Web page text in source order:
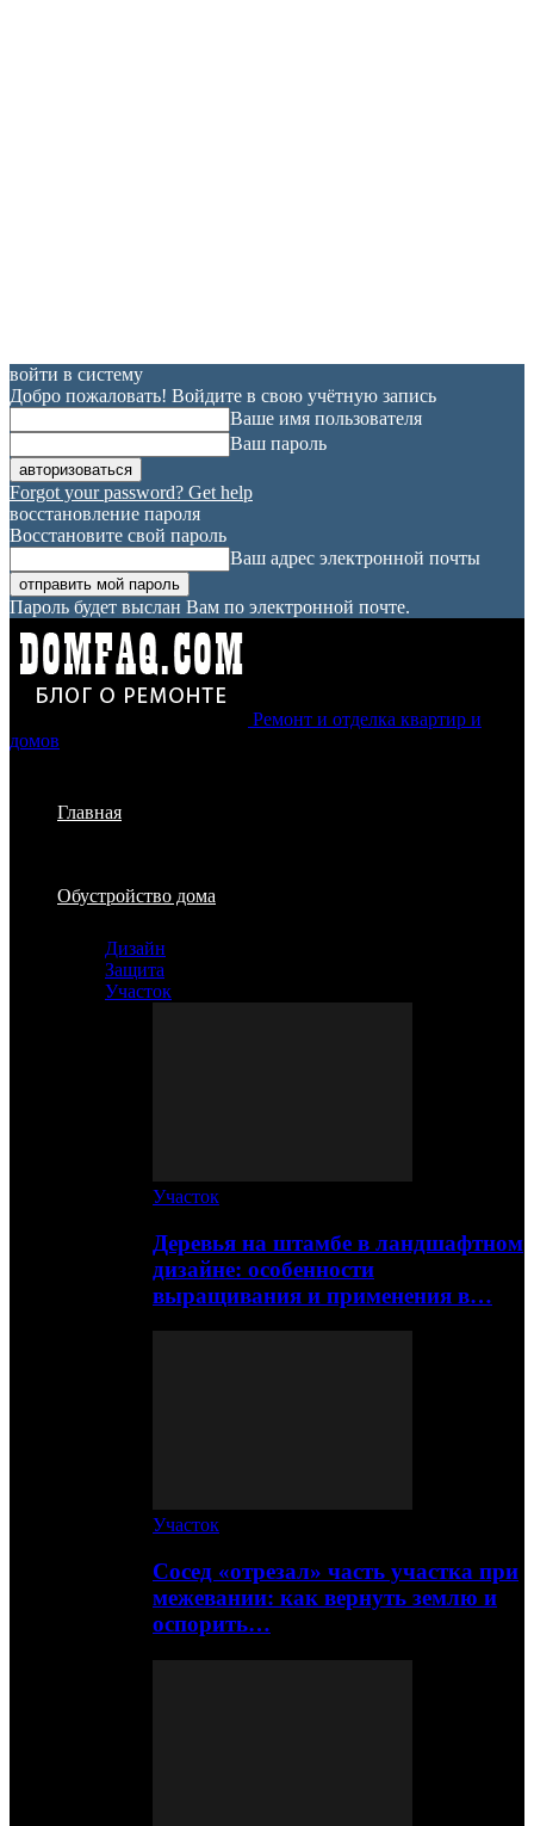
войти в систему
Добро пожаловать! Войдите в свою учётную запись
Ваше имя пользователя
Ваш пароль
Forgot your password? Get help
восстановление пароля
Восстановите свой пароль
Ваш адрес электронной почты
Пароль будет выслан Вам по электронной почте.
Ремонт и отделка квартир и
домов
Главная
Обустройство дома
Дизайн
Защита
Участок
Участок
Деревья на штамбе в ландшафтном
дизайне: особенности
выращивания и применения в…
Участок
Сосед «отрезал» часть участка при
межевании: как вернуть землю и
оспорить…